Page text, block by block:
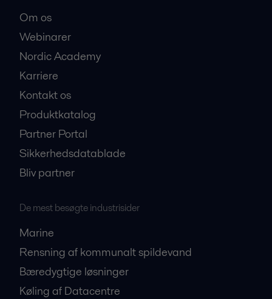
Om os
Webinarer
Nordic Academy
Karriere
Kontakt os
Produktkatalog
Partner Portal
Sikkerhedsdatablade
Bliv partner
De mest besøgte industrisider
Marine
Rensning af kommunalt spildevand
Bæredygtige løsninger
Køling af Datacentre